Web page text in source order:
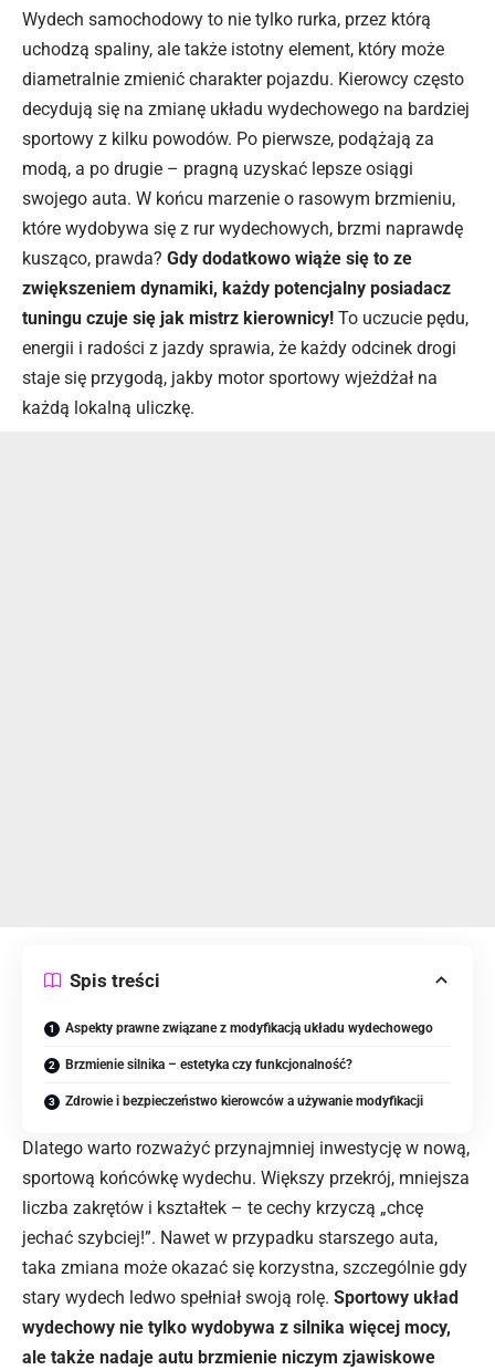
Wydech samochodowy to nie tylko rurka, przez którą
uchodzą spaliny, ale także istotny element, który może
diametralnie zmienić charakter pojazdu. Kierowcy często
decydują się na zmianę układu wydechowego na bardziej
sportowy z kilku powodów. Po pierwsze, podążają za
modą, a po drugie – pragną uzyskać lepsze osiągi
swojego auta. W końcu marzenie o rasowym brzmieniu,
które wydobywa się z rur wydechowych, brzmi naprawdę
kusząco, prawda? Gdy dodatkowo wiąże się to ze
zwiększeniem dynamiki, każdy potencjalny posiadacz
tuningu czuje się jak mistrz kierownicy! To uczucie pędu,
energii i radości z jazdy sprawia, że każdy odcinek drogi
staje się przygodą, jakby motor sportowy wjeżdżał na
każdą lokalną uliczkę.
Spis treści
Aspekty prawne związane z modyfikacją układu wydechowego
Brzmienie silnika – estetyka czy funkcjonalność?
Zdrowie i bezpieczeństwo kierowców a używanie modyfikacji
Dlatego warto rozważyć przynajmniej inwestycję w nową,
sportową końcówkę wydechu. Większy przekrój, mniejsza
liczba zakrętów i kształtek – te cechy krzyczą „chcę
jechać szybciej!”. Nawet w przypadku starszego auta,
taka zmiana może okazać się korzystna, szczególnie gdy
stary wydech ledwo spełniał swoją rolę. Sportowy układ
wydechowy nie tylko wydobywa z silnika więcej mocy,
ale także nadaje autu brzmienie niczym zjawiskowe